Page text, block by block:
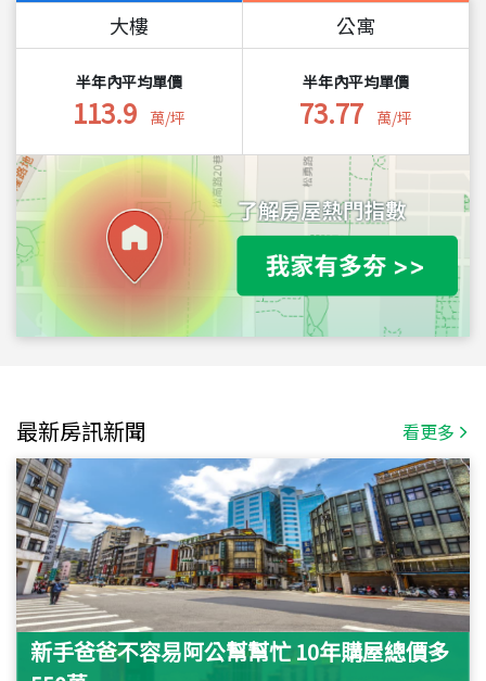
大樓
半年內平均單價
113.9 萬/坪
公寓
半年內平均單價
73.77 萬/坪
最新房訊新聞 看更多
新手爸爸不容易阿公幫幫忙 10年購屋總價多